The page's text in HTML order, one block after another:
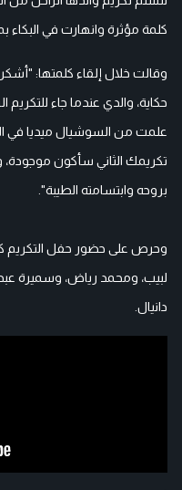
كلمة مؤثرة وانهارت في البكاء
وقالت خلال إلقاء كلمتها:
حكاية، والدي عندما جاء للتكريم
علمت من السوشيال ميديا في
تكريمك الثاني سأكون موجودة،
بروحه وابتسامته الطيبة".
وحرص على حضور حفل التكريم
لبيب، ومحمد رياض، وسميرة
دانيال.